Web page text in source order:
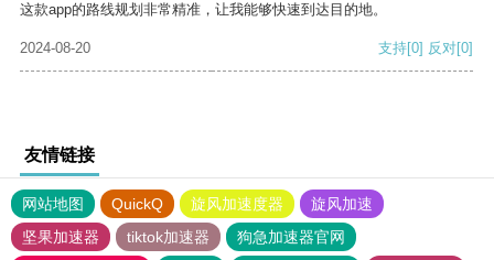
这款app的路线规划非常精准，让我能够快速到达目的地。
2024-08-20 支持[0] 反对[0]
友情链接
网站地图 QuickQ 旋风加速度器
旋风加速
坚果加速器
tiktok加速器
狗急加速器官网